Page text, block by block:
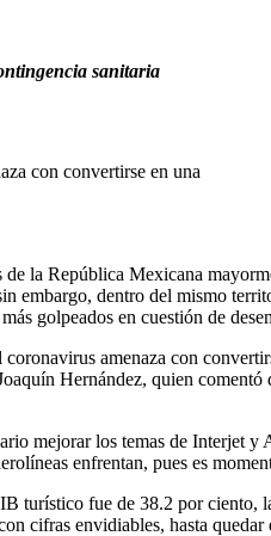
sanitaria
con convertirse en una
la República Mexicana
embargo, dentro del mismo
golpeados en cuestión de
amenaza con
Hernández, quien
mejorar los temas de Interjet
enfrentan, pues es
turístico fue de 38.2 por ciento,
cifras envidiables, hasta